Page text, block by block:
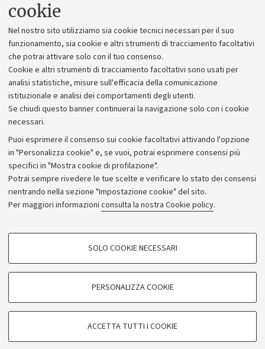
cookie
Nel nostro sito utilizziamo sia cookie tecnici necessari per il suo
funzionamento, sia cookie e altri strumenti di tracciamento facoltativi
che potrai attivare solo con il tuo consenso.
Cookie e altri strumenti di tracciamento facoltativi sono usati per
analisi statistiche, misure sull'efficacia della comunicazione
istituzionale e analisi dei comportamenti degli utenti.
Se chiudi questo banner continuerai la navigazione solo con i cookie
necessari.
Puoi esprimere il consenso sui cookie facoltativi attivando l'opzione
in "Personalizza cookie" e, se vuoi, potrai esprimere consensi più
specifici in "Mostra cookie di profilazione".
Potrai sempre rivedere le tue scelte e verificare lo stato dei consensi
rientrando nella sezione "Impostazione cookie" del sito.
Per maggiori informazioni consulta la nostra Cookie policy.
COOKIE DI PROFILAZIONE - FACOLTATIVI
COOKIE TECNICI - NECESSARI
Si tratta di cookie tecnici utilizzati, a titolo esemplificativo, per il corretto
SOLO COOKIE NECESSARI
PERSONALIZZA COOKIE
ACCETTA TUTTI I COOKIE
Alumni community
Piano strategico
Bilanci
Donazioni e 5x1000
Bandi, gare e concorsi
Albo online
Amministrazione trasparente
Atti di notifica
Informazioni sul sito e accessibilità
Dichiarazione di accessibilità
Privacy e note legali
Impostazioni Cookie
©Copyright 2026 - ALMA MATER STUDIORUM - Università di
Bologna - Via Zamboni,33 - 40126Bologna - PI:
- CF:80007010376